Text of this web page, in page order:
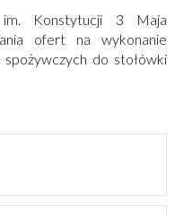
im. Konstytucji 3 Maja
ofert na wykonanie
do stołówki